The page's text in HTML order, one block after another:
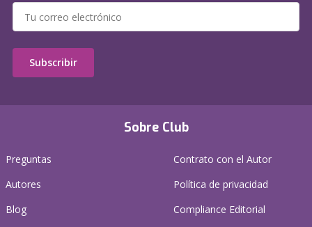
Sobre Club
Preguntas
Autores
Blog
Contrato con el Autor
Política de privacidad
Compliance Editorial
Subscribir